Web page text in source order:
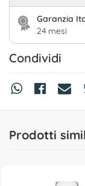
Garanzia
24 mesi
Condividi
Prodotti